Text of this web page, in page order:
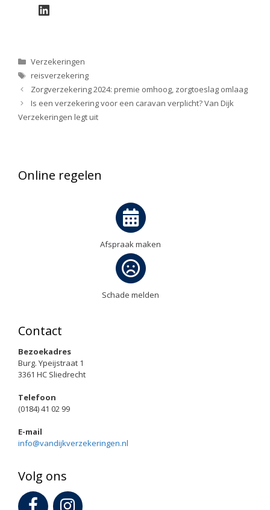
LinkedIn
Categorieën
Verzekeringen
Tags
reisverzekering
Zorgverzekering 2024: premie omhoog, zorgtoeslag omlaag
Is een verzekering voor een caravan verplicht? Van Dijk
Verzekeringen legt uit
Online regelen
Afspraak maken
Schade melden
Contact
Bezoekadres
Burg. Ypeijstraat 1
3361 HC Sliedrecht
Telefoon
(0184) 41 02 99
E-mail
info@vandijkverzekeringen.nl
Volg ons